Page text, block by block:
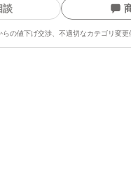
談
らの値下げ交渉、不適切なカテゴリ変更